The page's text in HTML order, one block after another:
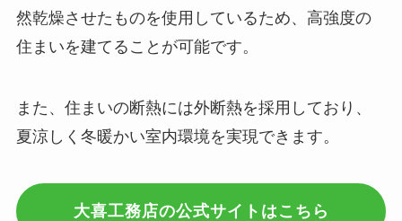
然乾燥させたものを使用しているため、高強度の
住まいを建てることが可能です。
また、住まいの断熱には外断熱を採用しており、
夏涼しく冬暖かい室内環境を実現できます。
大喜工務店の公式サイトはこちら